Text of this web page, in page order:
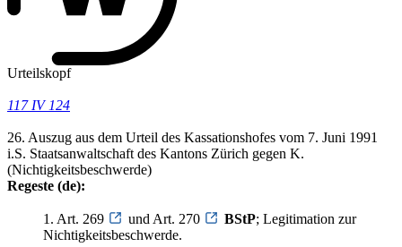
Urteilskopf
117 IV 124
26. Auszug aus dem Urteil des Kassationshofes vom 7. Juni 1991
i.S. Staatsanwaltschaft des Kantons Zürich gegen K.
(Nichtigkeitsbeschwerde)
Regeste (de):
1. Art. 269 und Art. 270 BStP; Legitimation zur
Nichtigkeitsbeschwerde.